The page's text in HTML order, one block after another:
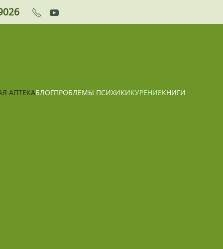
АПТЕКАБЛОГПРОБЛЕМЫ ПСИХИКИКУРЕНИЕКНИГИ